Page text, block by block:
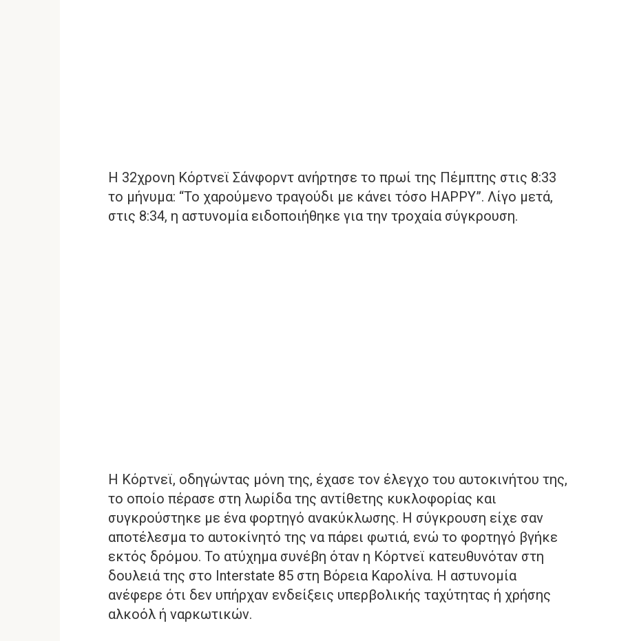
Η 32χρονη Κόρτνεϊ Σάνφορντ ανήρτησε το πρωί της Πέμπτης στις 8:33
το μήνυμα: “Το χαρούμενο τραγούδι με κάνει τόσο HAPPY”. Λίγο μετά,
στις 8:34, η αστυνομία ειδοποιήθηκε για την τροχαία σύγκρουση.
Η Κόρτνεϊ, οδηγώντας μόνη της, έχασε τον έλεγχο του αυτοκινήτου της,
το οποίο πέρασε στη λωρίδα της αντίθετης κυκλοφορίας και
συγκρούστηκε με ένα φορτηγό ανακύκλωσης. Η σύγκρουση είχε σαν
αποτέλεσμα το αυτοκίνητό της να πάρει φωτιά, ενώ το φορτηγό βγήκε
εκτός δρόμου. Το ατύχημα συνέβη όταν η Κόρτνεϊ κατευθυνόταν στη
δουλειά της στο Interstate 85 στη Βόρεια Καρολίνα. Η αστυνομία
ανέφερε ότι δεν υπήρχαν ενδείξεις υπερβολικής ταχύτητας ή χρήσης
αλκοόλ ή ναρκωτικών.